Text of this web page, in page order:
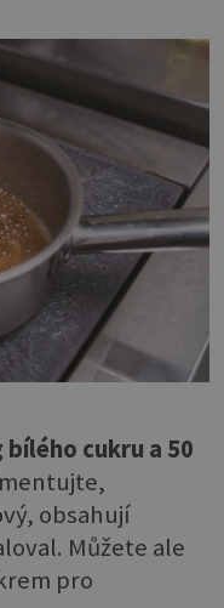
bílého cukru a 50
obsahují
Můžete ale
pro